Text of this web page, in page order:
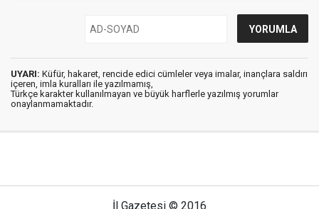
UYARI: Küfür, hakaret, rencide edici cümleler veya imalar, inançlara saldırı
içeren, imla kuralları ile yazılmamış,
Türkçe karakter kullanılmayan ve büyük harflerle yazılmış yorumlar
onaylanmamaktadır.
İl Gazetesi © 2016